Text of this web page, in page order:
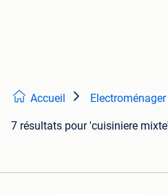
Accueil Electroménager
7 résultats pour 'cuisiniere mixte'